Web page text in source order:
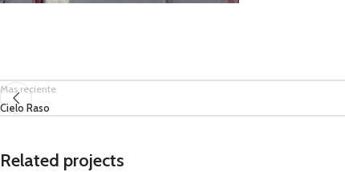
Mas reciente
Cielo Raso
Related projects